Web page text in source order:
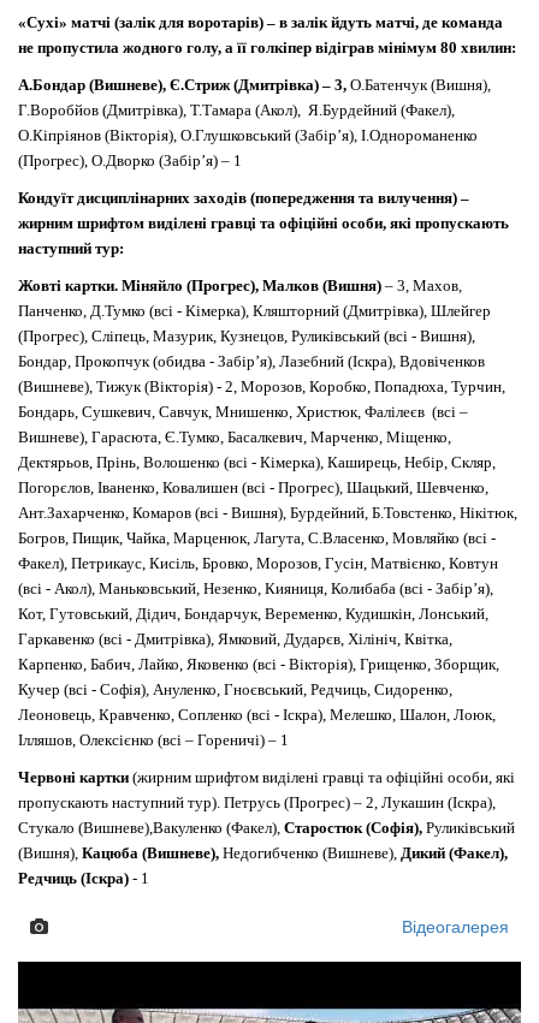
«Сухі» матчі (залік для воротарів) – в залік йдуть матчі, де команда
не пропустила жодного голу, а її голкіпер відіграв мінімум 80 хвилин:
А.Бондар (Вишневе), Є.Стриж (Дмитрівка) – 3, О.Батенчук (Вишня),
Г.Воробйов (Дмитрівка), Т.Тамара (Акол), Я.Бурдейний (Факел),
О.Кіпріянов (Вікторія), О.Глушковський (Забір’я), І.Однороманенко
(Прогрес), О.Дворко (Забір’я) – 1
Кондуїт дисциплінарних заходів (попередження та вилучення) –
жирним шрифтом виділені гравці та офіційні особи, які пропускають
наступний тур:
Жовті картки. Міняйло (Прогрес), Малков (Вишня) – 3, Махов,
Панченко, Д.Тумко (всі - Кімерка), Кляшторний (Дмитрівка), Шлейгер
(Прогрес), Сліпець, Мазурик, Кузнецов, Руликівський (всі - Вишня),
Бондар, Прокопчук (обидва - Забір’я), Лазебний (Іскра), Вдовіченков
(Вишневе), Тижук (Вікторія) - 2, Морозов, Коробко, Попадюха, Турчин,
Бондарь, Сушкевич, Савчук, Мнишенко, Христюк, Фалілеєв (всі –
Вишневе), Гарасюта, Є.Тумко, Басалкевич, Марченко, Міщенко,
Дектярьов, Прінь, Волошенко (всі - Кімерка), Каширець, Небір, Скляр,
Погорєлов, Іваненко, Ковалишен (всі - Прогрес), Шацький, Шевченко,
Ант.Захарченко, Комаров (всі - Вишня), Бурдейний, Б.Товстенко, Нікітюк,
Богров, Пищик, Чайка, Марценюк, Лагута, С.Власенко, Мовляйко (всі -
Факел), Петрикаус, Кисіль, Бровко, Морозов, Гусін, Матвієнко, Ковтун
(всі - Акол), Маньковський, Незенко, Кияниця, Колибаба (всі - Забір’я),
Кот, Гутовський, Дідич, Бондарчук, Веременко, Кудишкін, Лонський,
Гаркавенко (всі - Дмитрівка), Ямковий, Дударєв, Хілініч, Квітка,
Карпенко, Бабич, Лайко, Яковенко (всі - Вікторія), Грищенко, Зборщик,
Кучер (всі - Софія), Ануленко, Гноєвський, Редчиць, Сидоренко,
Леоновець, Кравченко, Сопленко (всі - Іскра), Мелешко, Шалон, Лоюк,
Ілляшов, Олексієнко (всі – Гореничі) – 1
Червоні картки (жирним шрифтом виділені гравці та офіційні особи, які
пропускають наступний тур). Петрусь (Прогрес) – 2, Лукашин (Іскра),
Стукало (Вишневе),Вакуленко (Факел), Старостюк (Софія), Руликівський
(Вишня), Кацюба (Вишневе), Недогибченко (Вишневе), Дикий (Факел),
Редчиць (Іскра) - 1
Відеогалерея